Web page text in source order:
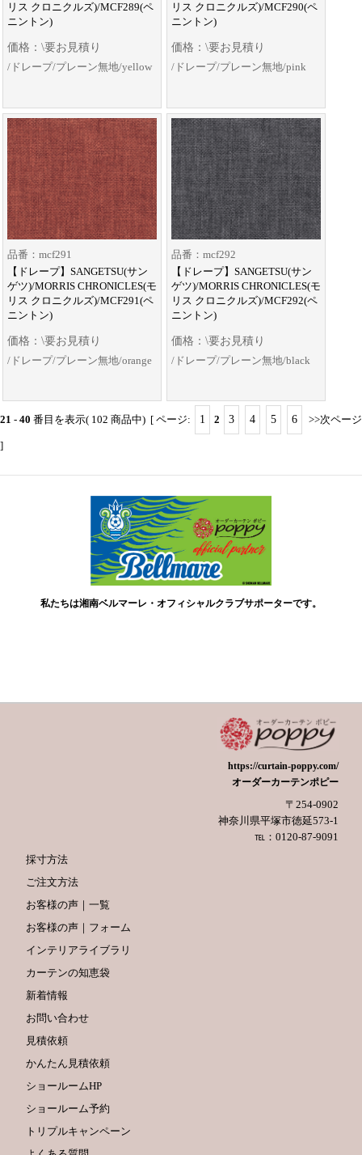
リス クロニクルズ)/MCF289(ペ
ニントン)
価格：\要お見積り
/ドレープ/プレーン無地/yellow
リス クロニクルズ)/MCF290(ペ
ニントン)
価格：\要お見積り
/ドレープ/プレーン無地/pink
品番：mcf291
【ドレープ】SANGETSU(サン
ゲツ)/MORRIS CHRONICLES(モ
リス クロニクルズ)/MCF291(ペ
ニントン)
価格：\要お見積り
/ドレープ/プレーン無地/orange
品番：mcf292
【ドレープ】SANGETSU(サン
ゲツ)/MORRIS CHRONICLES(モ
リス クロニクルズ)/MCF292(ペ
ニントン)
価格：\要お見積り
/ドレープ/プレーン無地/black
21 - 40 番目を表示( 102 商品中) [ ページ: 1 2 3 4 5 6 >>次ページ
]
私たちは湘南ベルマーレ・オフィシャルクラブサポーターです。
https://curtain-poppy.com/
オーダーカーテンポピー
〒254-0902
神奈川県平塚市徳延573-1
℡：0120-87-9091
採寸方法
ご注文方法
お客様の声｜一覧
お客様の声｜フォーム
インテリアライブラリ
カーテンの知恵袋
新着情報
お問い合わせ
見積依頼
かんたん見積依頼
ショールームHP
ショールーム予約
トリプルキャンペーン